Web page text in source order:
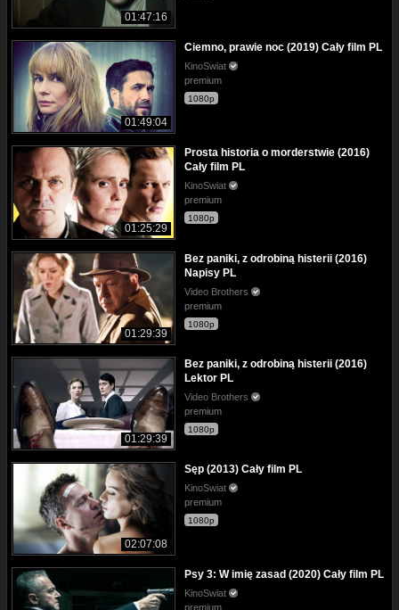
01:47:16
01:49:04
Ciemno, prawie noc (2019) Cały film PL
KinoSwiat
premium
1080p
01:25:29
Prosta historia o morderstwie (2016)
Cały film PL
KinoSwiat
premium
1080p
01:29:39
Bez paniki, z odrobiną histerii (2016)
Napisy PL
Video Brothers
premium
1080p
01:29:39
Bez paniki, z odrobiną histerii (2016)
Lektor PL
Video Brothers
premium
1080p
02:07:08
Sęp (2013) Cały film PL
KinoSwiat
premium
1080p
Psy 3: W imię zasad (2020) Cały film PL
KinoSwiat
premium